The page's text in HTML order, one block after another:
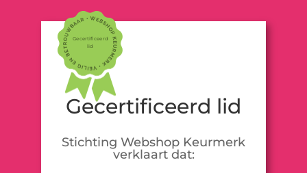
Gecertificeerd
lid
Gecertificeerd lid
Stichting Webshop Keurmerk
verklaart dat: